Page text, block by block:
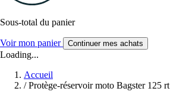
Sous-total du panier
Voir mon panier Continuer mes achats
Loading...
Accueil
/ Protège-réservoir moto Bagster 125 rt